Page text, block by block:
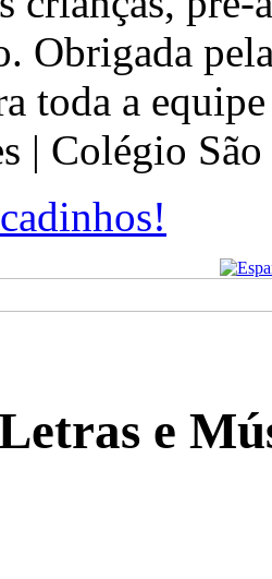
Obrigada
toda a
| Colégio
e